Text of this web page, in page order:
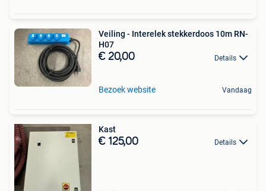
Veiling - Interelek stekkerdoos 10m RN-
H07
€ 20,00 Details
Bezoek website Vandaag
Kast
€ 125,00 Details